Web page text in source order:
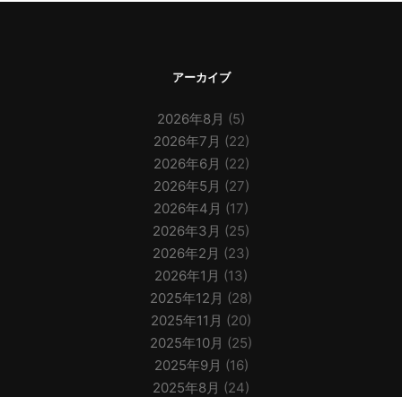
アーカイブ
2026年8月 (5)
2026年7月 (22)
2026年6月 (22)
2026年5月 (27)
2026年4月 (17)
2026年3月 (25)
2026年2月 (23)
2026年1月 (13)
2025年12月 (28)
2025年11月 (20)
2025年10月 (25)
2025年9月 (16)
2025年8月 (24)